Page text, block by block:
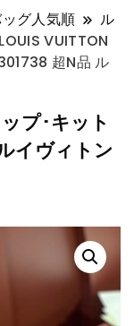
グ人気順
ル
LOUIS VUITTON
超N品 ル
プ･キット
イヴィトン